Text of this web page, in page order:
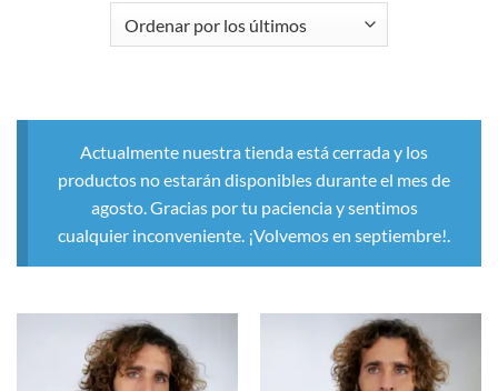
Actualmente nuestra tienda está cerrada y los
productos no estarán disponibles durante el mes de
agosto. Gracias por tu paciencia y sentimos
cualquier inconveniente. ¡Volvemos en septiembre!.